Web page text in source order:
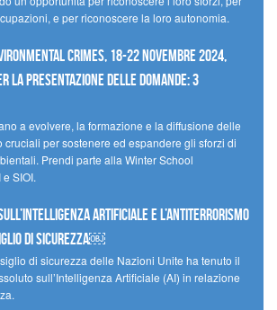
e per riconoscere la loro autonomia.
Crimes, 18-22 novembre 2024,
la presentazione delle domande: 3
a evolvere, la formazione e la diffusione delle
per sostenere ed espandere gli sforzi di
Prendi parte alla Winter School
SIOI.
sull’intelligenza artificiale e l’antiterrorismo
di Sicurezza￼
di sicurezza delle Nazioni Unite ha tenuto il
sull’Intelligenza Artificiale (AI) in relazione